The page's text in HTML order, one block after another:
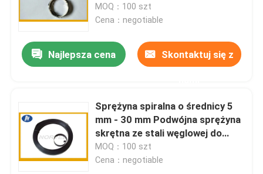
MOQ：100 szt
Cena：negotiable
Najlepsza cena Skontaktuj się z
Sprężyna spiralna o średnicy 5
mm - 30 mm Podwójna sprężyna
skrętna ze stali węglowej do
bębna na wąż
MOQ：100 szt
Cena：negotiable